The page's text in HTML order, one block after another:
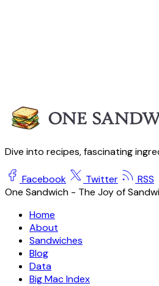
Dive into recipes, fascinating
Facebook Twitter
RSS
One Sandwich - The Joy of
Home
About
Sandwiches
Blog
Data
Big Mac Index